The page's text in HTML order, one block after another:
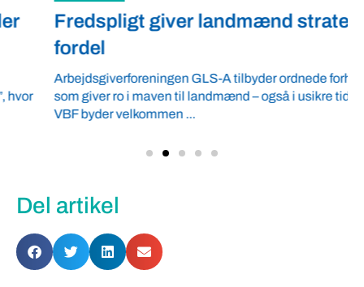
Fredspligt giver landmænd strategisk
fordel
Arbejdsgiverforeningen GLS-A tilbyder ordnede forhold,
som giver ro i maven til landmænd – også i usikre tider.
VBF byder velkommen ...
Del artikel